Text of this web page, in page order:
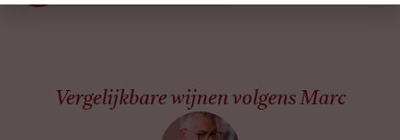
Vergelijkbare wijnen volgens Marc